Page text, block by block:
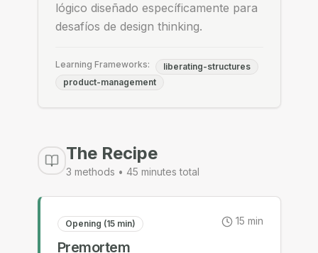
lógico diseñado específicamente para
desafíos de design thinking.
Learning Frameworks:
liberating-structures
product-management
The Recipe
3 methods • 45 minutes total
Opening (15 min)
Premortem
15 min